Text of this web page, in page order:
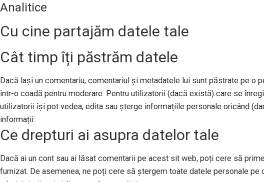
Analitice
Cu cine partajăm datele tale
Cât timp îți păstrăm datele
Dacă lași un comentariu, comentariul și metadatele lui sunt păstrate pe
într-o coadă pentru moderare. Pentru utilizatorii (dacă există) care se
utilizatorii își pot vedea, edita sau șterge informațiile personale oricând
informații.
Ce drepturi ai asupra datelor tale
Dacă ai un cont sau ai lăsat comentarii pe acest sit web, poți cere să
furnizat. De asemenea, ne poți cere să ștergem toate datele personale